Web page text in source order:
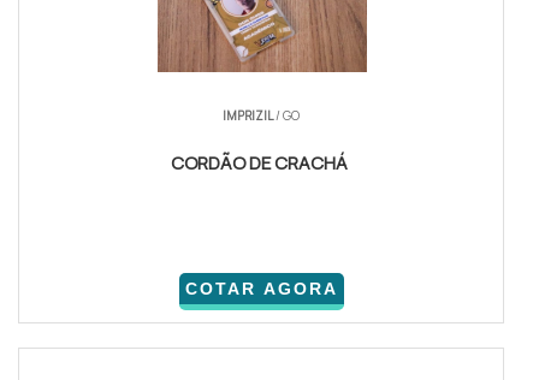
IMPRIZIL/ GO
CORDÃO DE CRACHÁ
COTAR AGORA